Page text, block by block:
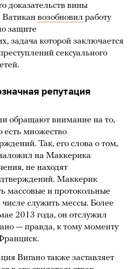
доказательств вины
Ватикан возобновил работу
защите
задача которой заключается
сексуального
репутация
обращают внимание на то,
есть множество
Так, его слова о том,
на Маккерика
не находят
Маккерик
массовые и протокольные
служить мессы. Более
2013 года, он отслужил
— правда, к тому моменту
Вигано также заставляет